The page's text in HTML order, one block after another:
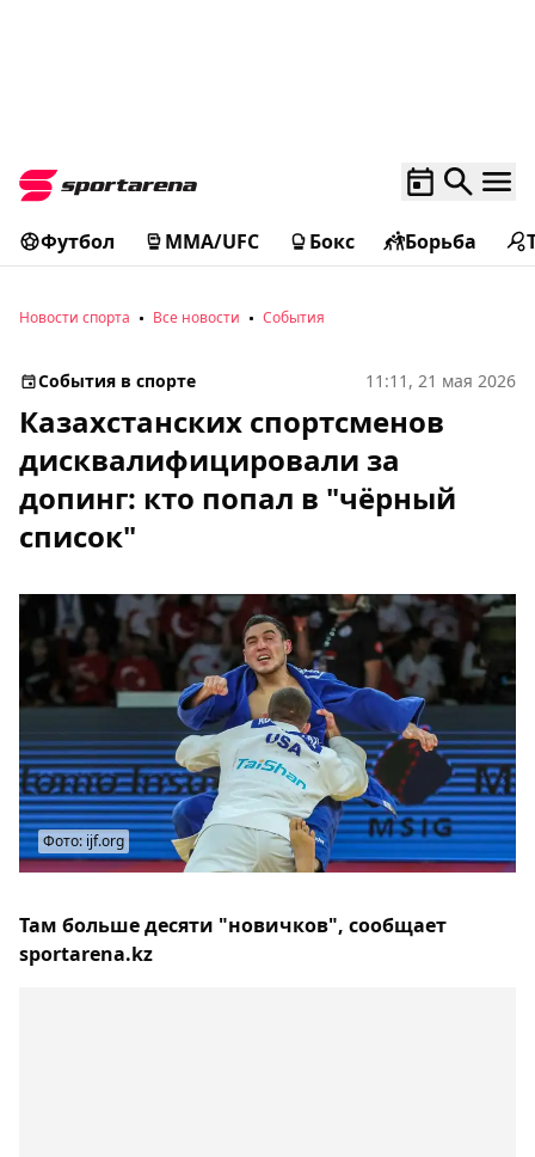
Футбол MMA/UFC Бокс Борьба
Новости спорта Все новости События
События в спорте 11:11, 21 мая 2026
Казахстанских спортсменов
дисквалифицировали за
допинг: кто попал в "чёрный
список"
Фото: ijf.org
Там больше десяти "новичков", сообщает
sportarena.kz